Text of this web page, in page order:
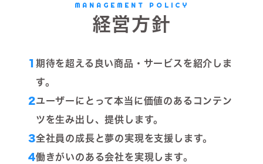
MANAGEMENT POLICY
経営方針
1期待を超える良い商品・サービスを紹介しま
す。
2ユーザーにとって本当に価値のあるコンテン
ツを生み出し、提供します。
3全社員の成長と夢の実現を支援します。
4働きがいのある会社を実現します。